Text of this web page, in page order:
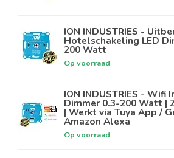
ION INDUSTRIES -
Hotelschakeling LED
200 Watt
Op voorraad
ION INDUSTRIES - Wifi
Dimmer 0.3-200 Watt |
| Werkt via Tuya App /
Amazon Alexa
Op voorraad